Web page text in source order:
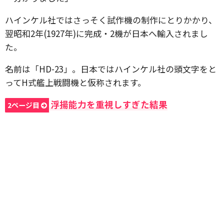
ハインケル社ではさっそく試作機の制作にとりかかり、
翌昭和2年(1927年)に完成・2機が日本へ輸入されまし
た。
名前は「HD-23」。日本ではハインケル社の頭文字をと
ってH式艦上戦闘機と仮称されます。
2ページ目 浮揚能力を重視しすぎた結果